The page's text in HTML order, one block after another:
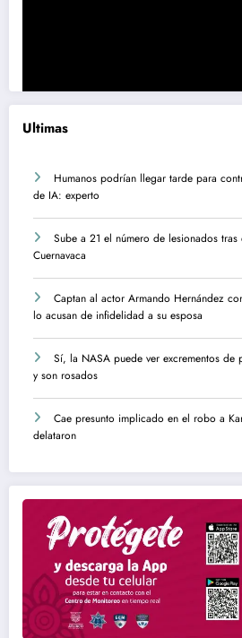
Ultimas
Humanos podrían llegar tarde para
de IA: experto
Sube a 21 el número de lesionados
Cuernavaca
Captan al actor Armando Hernández
lo acusan de infidelidad a su esposa
Sí, la NASA puede ver excrementos
y son rosados
Cae presunto implicado en el robo a
delataron